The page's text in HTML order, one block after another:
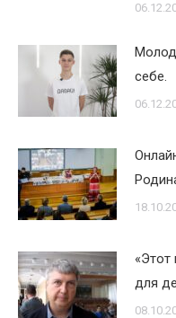
себе.
«Этот
для